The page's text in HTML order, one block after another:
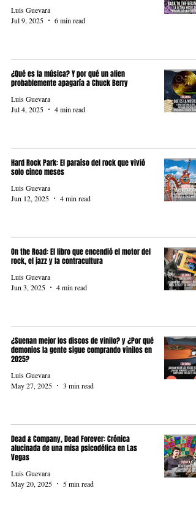
Luis Guevara
Jul 9, 2025
6 min read
¿Qué es la música? Y por qué un alien
probablemente apagaría a Chuck Berry
Luis Guevara
Jul 4, 2025
4 min read
Hard Rock Park: El paraíso del rock que vivió
solo cinco meses
Luis Guevara
Jun 12, 2025
4 min read
On the Road: El libro que encendió el motor del
rock, el jazz y la contracultura
Luis Guevara
Jun 3, 2025
4 min read
¿Suenan mejor los discos de vinilo? y ¿Por qué
demonios la gente sigue comprando vinilos en
2025?
Luis Guevara
May 27, 2025
3 min read
Dead & Company, Dead Forever: Crónica
alucinada de una misa psicodélica en Las
Vegas
Luis Guevara
May 20, 2025
5 min read